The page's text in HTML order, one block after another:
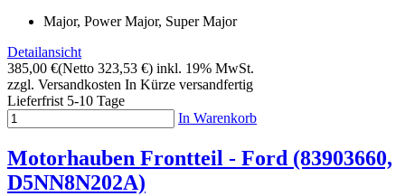
Major, Power Major, Super Major
Detailansicht
385,00 €(Netto 323,53 €) inkl. 19% MwSt.
zzgl. Versandkosten In Kürze versandfertig
Lieferfrist 5-10 Tage
In Warenkorb
Motorhauben Frontteil - Ford (83903660,
D5NN8N202A)